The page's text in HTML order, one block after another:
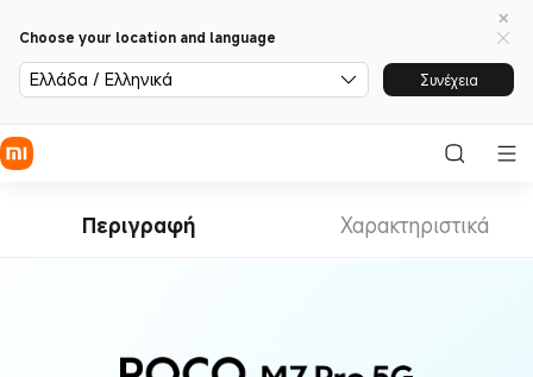
Choose your location and language
Ελλάδα / Ελληνικά Συνέχεια
Περιγραφή Χαρακτηριστικά